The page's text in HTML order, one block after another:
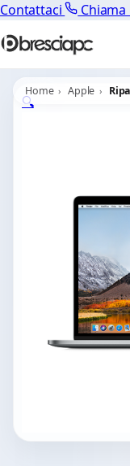
Contattaci
Chiama
Home Apple
🔍